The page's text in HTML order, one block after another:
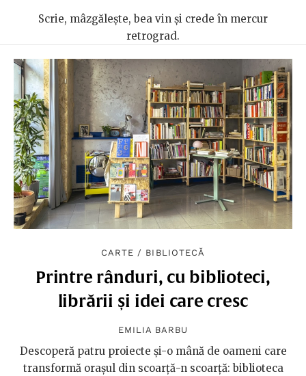
Scrie, mâzgălește, bea vin și crede în mercur
retrograd.
CARTE / BIBLIOTECĂ
Printre rânduri, cu biblioteci,
librării și idei care cresc
EMILIA BARBU
Descoperă patru proiecte și-o mână de oameni care
transformă orașul din scoarță-n scoarță: biblioteca